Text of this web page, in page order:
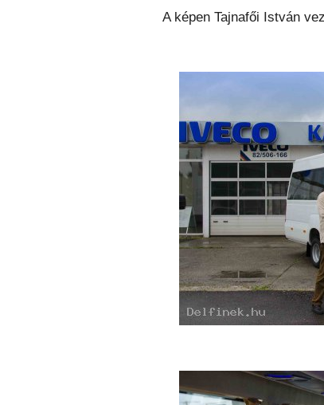
A képen Tajnafői István